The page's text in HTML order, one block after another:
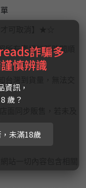
所有賣場訂購時間順
才予以保留
詐騙多
慎辨識
訊，
歲？
未滿18歲